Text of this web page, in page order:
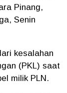
Pinang,
Senin
kesalahan
(PKL) saat
milik PLN.